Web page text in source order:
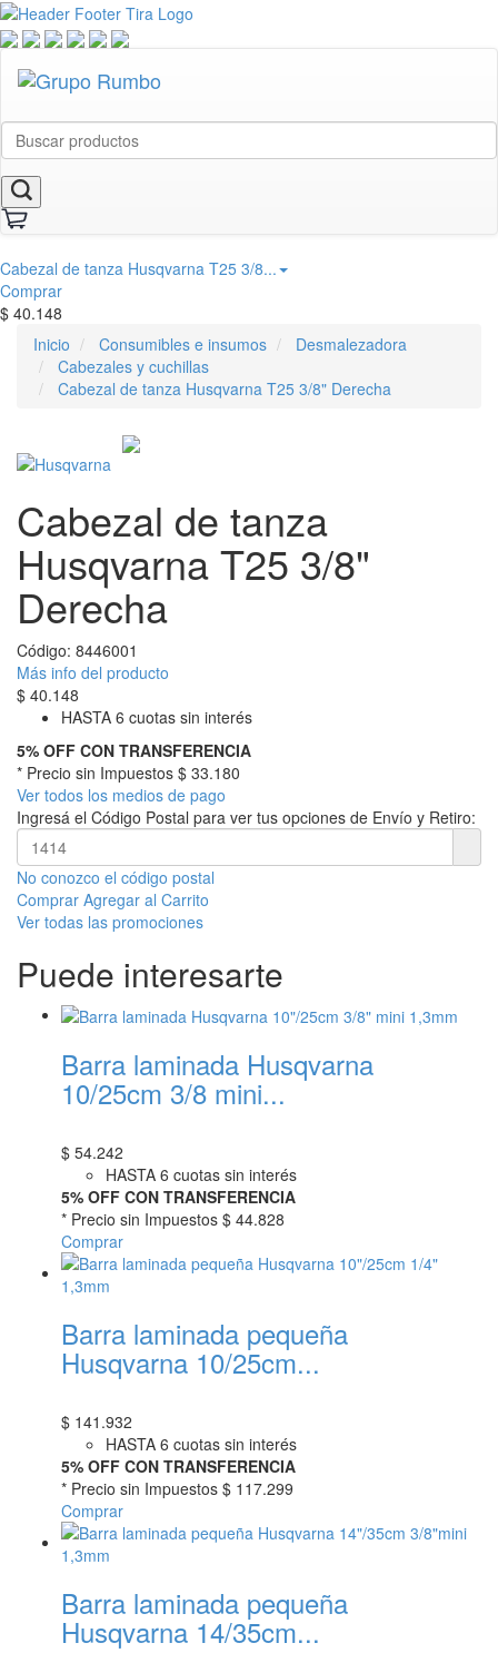
Cabezal de tanza Husqvarna T25 3/8...
Comprar
$ 40.148
Inicio
Consumibles e insumos
Desmalezadora
Cabezales y cuchillas
Cabezal de tanza Husqvarna T25 3/8" Derecha
Cabezal de tanza
Husqvarna T25 3/8"
Derecha
Código: 8446001
Más info del producto
$ 40.148
HASTA 6 cuotas sin interés
5% OFF CON TRANSFERENCIA
* Precio sin Impuestos $ 33.180
Ver todos los medios de pago
Ingresá el Código Postal para ver tus opciones de Envío y Retiro:
No conozco el código postal
Comprar Agregar al Carrito
Ver todas las promociones
Puede interesarte
Barra laminada Husqvarna
10/25cm 3/8 mini...
$ 54.242
HASTA 6 cuotas sin interés
5% OFF CON TRANSFERENCIA
* Precio sin Impuestos $ 44.828
Comprar
Barra laminada pequeña
Husqvarna 10/25cm...
$ 141.932
HASTA 6 cuotas sin interés
5% OFF CON TRANSFERENCIA
* Precio sin Impuestos $ 117.299
Comprar
Barra laminada pequeña
Husqvarna 14/35cm...